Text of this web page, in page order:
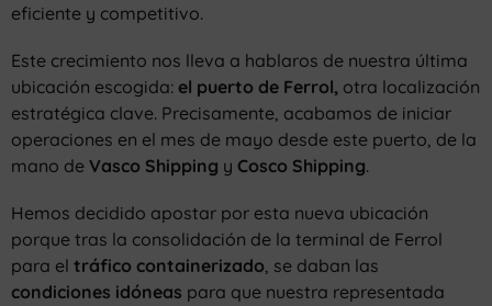
eficiente y competitivo.
Este crecimiento nos lleva a hablaros de nuestra última
ubicación escogida: el puerto de Ferrol, otra localización
estratégica clave. Precisamente, acabamos de iniciar
operaciones en el mes de mayo desde este puerto, de la
mano de Vasco Shipping y Cosco Shipping.
Hemos decidido apostar por esta nueva ubicación
porque tras la consolidación de la terminal de Ferrol
para el tráfico containerizado, se daban las
condiciones idóneas para que nuestra representada